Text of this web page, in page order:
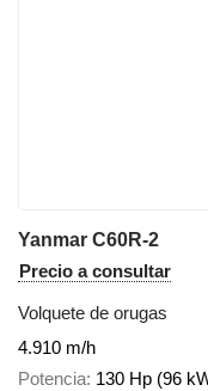
Yanmar C60R-2
Precio a consultar
Volquete de orugas
4.910 m/h
Potencia 130 Hp (96